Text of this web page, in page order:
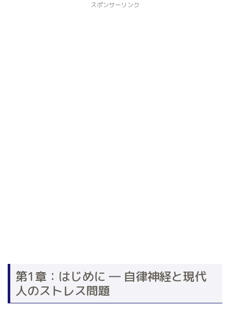
スポンサーリンク
第1章：はじめに ― 自律神経と現代
人のストレス問題